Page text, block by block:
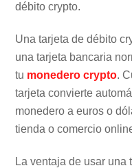
débito crypto.
Una tarjeta de débito
una tarjeta bancaria
tu monedero crypto.
tarjeta convierte
monedero a euros o
tienda o comercio
La ventaja de usar una